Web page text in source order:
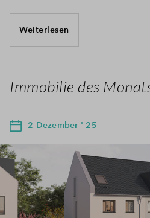
Weiterlesen
Immobilie des
2 Dezember ' 25